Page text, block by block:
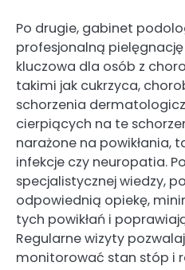
Po drugie, gabinet
profesjonalną
kluczowa dla osób z
takimi jak cukrzyca,
schorzenia
cierpiących na te
narażone na powikłania,
infekcje czy neuropatia.
specjalistycznej wiedzy,
odpowiednią opiekę,
tych powikłań i
Regularne wizyty
monitorować stan stóp i